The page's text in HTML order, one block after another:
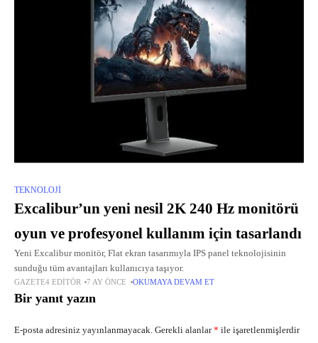
TEKNOLOJI
Excalibur’un yeni nesil 2K 240 Hz monitörü
oyun ve profesyonel kullanım için tasarlandı
Yeni Excalibur monitör, Flat ekran tasarımıyla IPS panel teknolojisinin
sunduğu tüm avantajları kullanıcıya taşıyor.
GAZETE4 EDITÖR 7 AY ÖNCE OKUMAYA DEVAM ET
Bir yanıt yazın
E-posta adresiniz yayınlanmayacak. Gerekli alanlar* ile işaretlenmişlerdir